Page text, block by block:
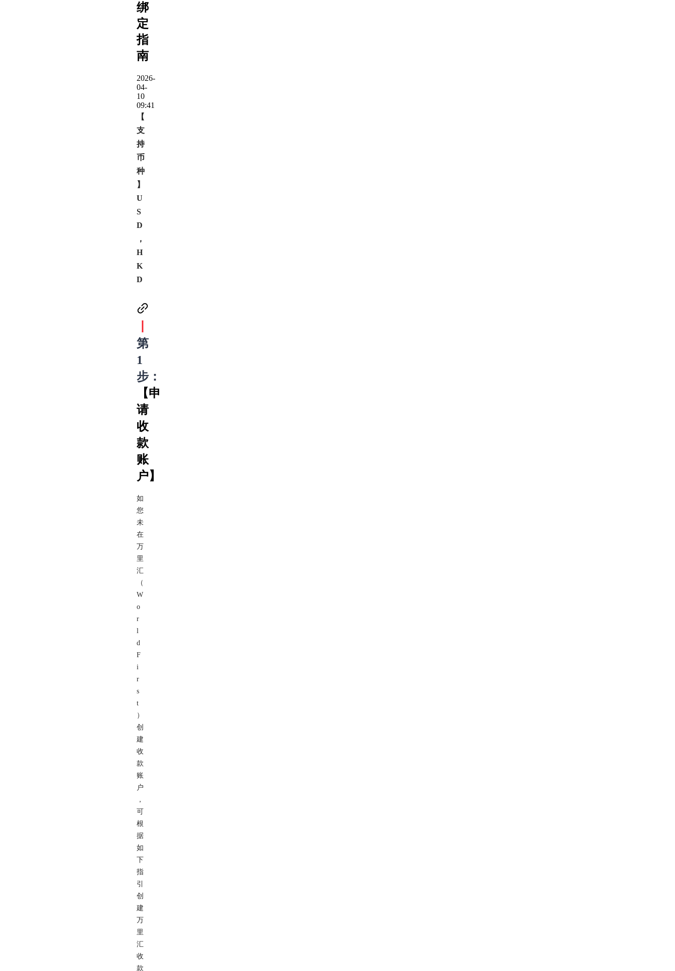
绑
定
指
南
2026-
04-
10
09:41
【
支
持
币
种
】
U
S
D
，
H
K
D
第
1
步：
【申
请
收
款
账
户】
如
您
未
在
万
里
汇
（
W
o
r
l
d
F
i
r
s
t
）
创
建
收
款
账
户
，
可
根
据
如
下
指
引
创
建
万
里
汇
收
款